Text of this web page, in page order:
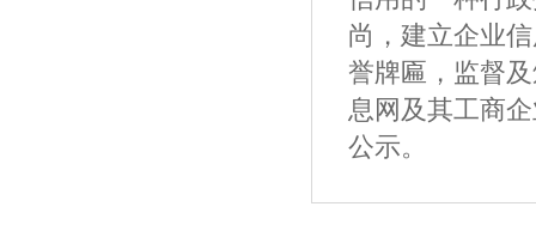
尚，建立企业
誉牌匾，监督
息网及其工商
公示。